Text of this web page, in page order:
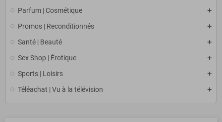
Parfum | Cosmétique
Promos | Reconditionnés
Santé | Beauté
Sex Shop | Érotique
Sports | Loisirs
Téléachat | Vu à la télévision